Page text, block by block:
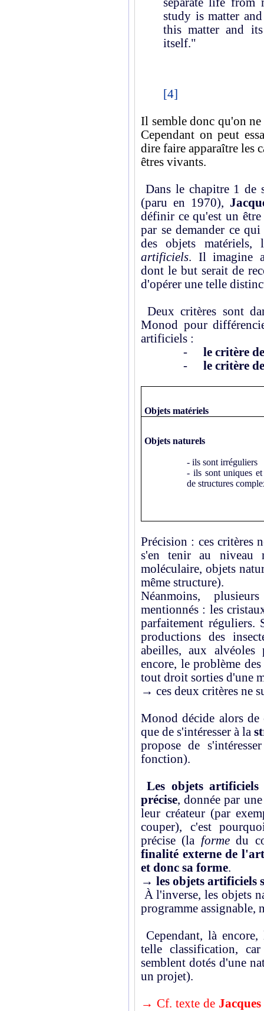
study is matter
this matter and
itself."
[4]
Il semble donc qu'on ne
Cependant on peut
dire faire apparaître les
êtres vivants.
Dans le chapitre 1
(paru en 1970),
définir ce qu'est un
par se demander ce
des objets
artificiels. Il imagine
dont le but serait de
d'opérer une telle
Deux critères sont
Monod pour
artificiels :
-
le critère
-
le critère
Objets matériels
Objets naturels
- ils sont irréguliers
- ils sont uniques et
de structures
Précision : ces
s'en tenir au niveau
moléculaire, objets
même structure).
Néanmoins,
mentionnés : les
parfaitement réguliers.
productions des
abeilles, aux alvéoles
encore, le problème
tout droit sorties d'une
→ ces deux critères ne
Monod décide alors
que de s'intéresser à la
propose de
fonction).
Les objets artificiels
précise, donnée par
leur créateur (par
couper), c'est
précise (la formedu
finalité externe de
et donc sa forme.
→ les objets artificiels
À l'inverse, les objets
programme assignable,
Cependant, là
telle classification,
semblent dotés d'une
un projet).
→ Cf. texte de